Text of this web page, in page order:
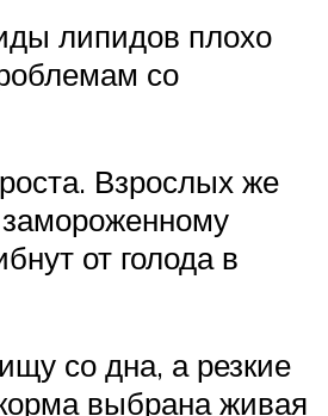
липидов плохо
со
Взрослых же
от голода в
со дна, а резкие
выбрана живая